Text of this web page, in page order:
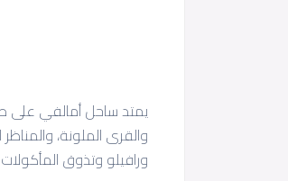
يمتد ساحل أمالفي على
والقرى الملونة،
ورافيلو وتذوق المأكولات